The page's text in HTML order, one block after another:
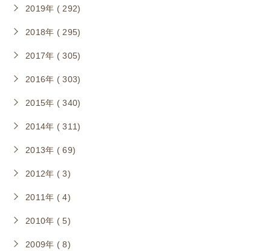
2019年 ( 292)
2018年 ( 295)
2017年 ( 305)
2016年 ( 303)
2015年 ( 340)
2014年 ( 311)
2013年 ( 69)
2012年 ( 3)
2011年 ( 4)
2010年 ( 5)
2009年 ( 8)